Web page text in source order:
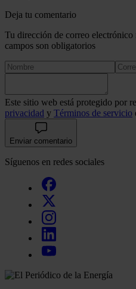
Deja tu comentario
Tu dirección de correo
campos son obligatorios
Este sitio web está protegido por
privacidad y Términos de servicio
Enviar comentario
Síguenos en redes sociales